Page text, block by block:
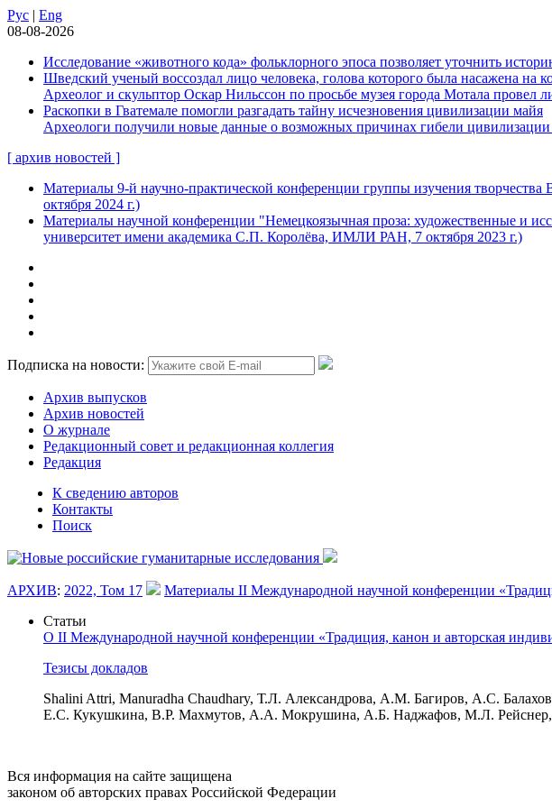
Рус | Eng
08-08-2026
Исследование «животного кода» фольклорного эпоса позволяет уточнить
Шведский ученый воссоздал лицо человека, голова которого была насажена на
Археолог и скульптор Оскар Нильссон по просьбе музея города Мотала провел
Раскопки в Гватемале помогли разгадать тайну исчезновения цивилизации майя
Археологи получили новые данные о возможных причинах гибели
[ архив новостей ]
Материалы 9-й научно-практической конференции группы изучения
октября 2024 г.)
Материалы научной конференции "Немецкоязычная проза: художественные и
университет имени академика С.П. Королёва, ИМЛИ РАН, 7 октября 2023 г.)
Подписка на новости:
Архив выпусков
Архив новостей
О журнале
Редакционный совет и редакционная коллегия
Редакция
К сведению авторов
Контакты
Поиск
АРХИВ: 2022, Том 17
Материалы II Международной научной конференции
Статьи
О II Международной научной конференции «Традиция, канон и авторская
Тезисы докладов
Shalini Attri, Manuradha Chaudhary, Т.Л. Александрова, А.М. Багиров, А.С.
Е.С. Кукушкина, В.Р. Махмутов, А.А. Мокрушина, А.Б. Наджафов, М.Л. Рейснер,
Вся информация на сайте защищена
законом об авторских правах Российской Федерации